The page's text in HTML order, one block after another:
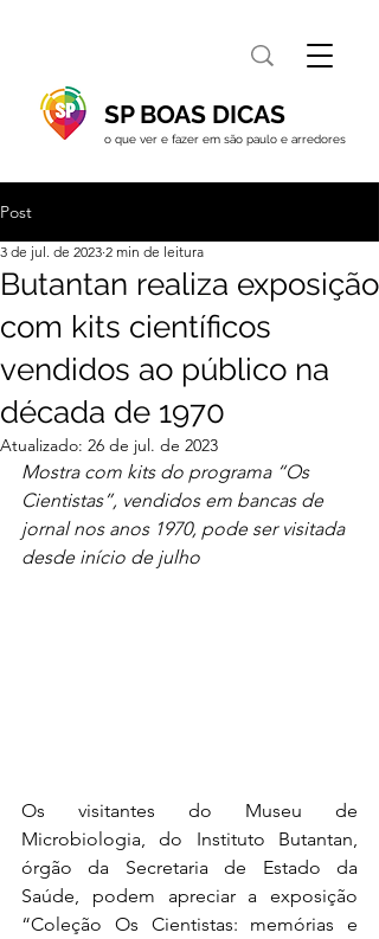
SP BOAS DICAS
o que ver e fazer em são paulo e arredores
Post
Butantan realiza exposição
com kits científicos
vendidos ao público na
década de 1970
3 de jul. de 2023 2 min de leitura
Atualizado: 26 de jul. de 2023
Mostra com kits do programa “Os
Cientistas”, vendidos em bancas de
jornal nos anos 1970, pode ser visitada
desde início de julho
Os visitantes do Museu de
Microbiologia, do Instituto Butantan,
órgão da Secretaria de Estado da
Saúde, podem apreciar a exposição
“Coleção Os Cientistas: memórias e